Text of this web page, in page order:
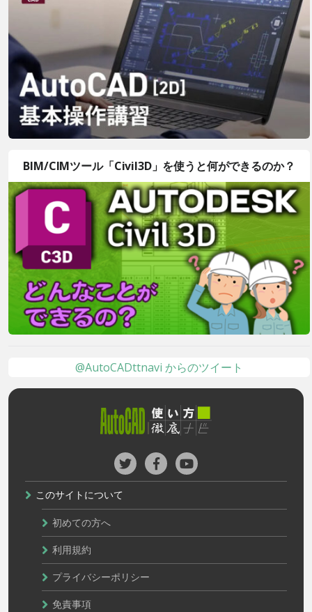
BIM/CIMツール「Civil3D」を使うと何ができるのか？
@AutoCADttnavi からのツイート
このサイトについて
初めての方へ
利用規約
プライバシーポリシー
免責事項